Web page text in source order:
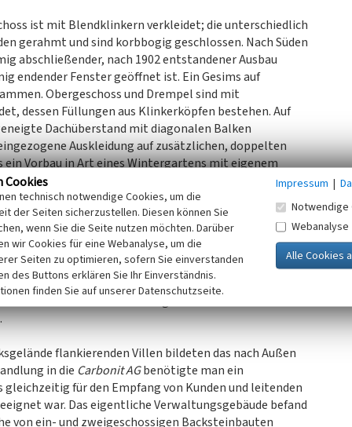
ist mit Blendklinkern verkleidet; die unterschiedlich
gerahmt und sind korbbogig geschlossen. Nach Süden
abschließender, nach 1902 entstandener Ausbau
endender Fenster geöffnet ist. Ein Gesims auf
Obergeschoss und Drempel sind mit
dessen Füllungen aus Klinkerköpfen bestehen. Auf
Dachüberstand mit diagonalen Balken
Auskleidung auf zusätzlichen, doppelten
Vorbau in Art eines Wintergartens mit eigenem
der Gaststätte weitgehend ersetzt ist.
dunkel gestrichen, ebenso die Fenster und die
Die Klinkerflächen sind altrosa gestrichen, bis auf die
roten Tondachziegeln gedeckt.
nicht mehr erkennbar. Nur das
flankierenden Villen bildeten das nach Außen
in die Carbonit AGbenötigte man ein
für den Empfang von Kunden und leitenden
war. Das eigentliche Verwaltungsgebäude befand
von ein- und zweigeschossigen Backsteinbauten
Cookies
technisch notwendige Cookies, um die
der Seiten sicherzustellen. Diesen können Sie
wenn Sie die Seite nutzen möchten. Darüber
wir Cookies für eine Webanalyse, um die
Seiten zu optimieren, sofern Sie einverstanden
des Buttons erklären Sie Ihr Einverständnis.
finden Sie auf unserer Datenschutzseite.
Impressum |
Notwendige
Webanalyse